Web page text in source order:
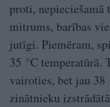
proti, nepieciešamā
mitrums, barības
jutīgi. Piemēram,
35 °C temperatūrā.
vairoties, bet jau
zinātnieku